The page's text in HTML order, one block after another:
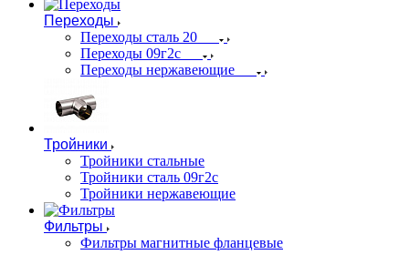
Переходы
Переходы сталь 20
Переходы 09г2с
Переходы нержавеющие
Тройники
Тройники стальные
Тройники сталь 09г2с
Тройники нержавеющие
Фильтры
Фильтры магнитные фланцевые